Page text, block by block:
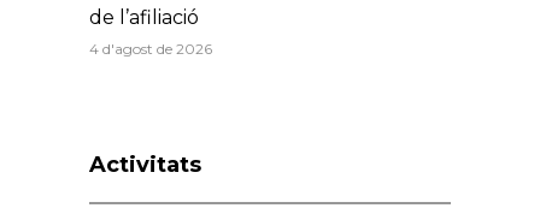
de l’afiliació
4 d'agost de 2026
Activitats